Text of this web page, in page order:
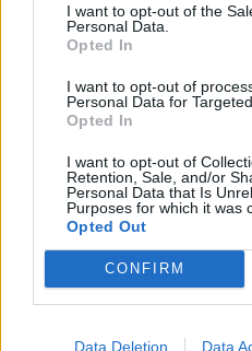
I want to opt-out of the
Personal Data.
Opted In
I want to opt-out of
Personal Data for
Opted In
I want to opt-out of
Retention, Sale, and/or
Personal Data that Is
Purposes for which it was
Opted Out
CONFIRM
Data Deletion Data
MATKAILU
Maailman
valitsivat
yllättävä voittaja
2